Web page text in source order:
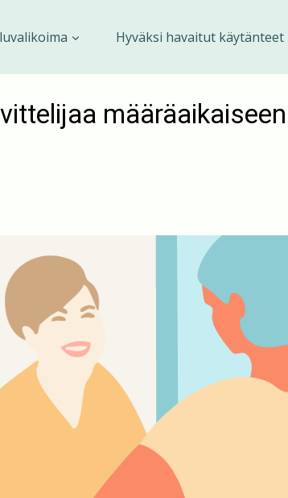
Hyväksi havaitut käytänteet
määräaikaiseen